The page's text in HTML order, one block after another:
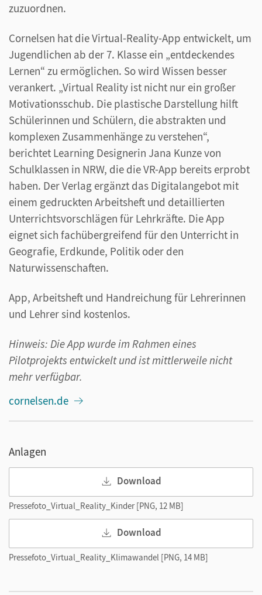
zuzuordnen.
Cornelsen hat die Virtual-Reality-App entwickelt, um
Jugendlichen ab der 7. Klasse ein „entdeckendes
Lernen“ zu ermöglichen. So wird Wissen besser
verankert. „Virtual Reality ist nicht nur ein großer
Motivationsschub. Die plastische Darstellung hilft
Schülerinnen und Schülern, die abstrakten und
komplexen Zusammenhänge zu verstehen“,
berichtet Learning Designerin Jana Kunze von
Schulklassen in NRW, die die VR-App bereits erprobt
haben. Der Verlag ergänzt das Digitalangebot mit
einem gedruckten Arbeitsheft und detaillierten
Unterrichtsvorschlägen für Lehrkräfte. Die App
eignet sich fachübergreifend für den Unterricht in
Geografie, Erdkunde, Politik oder den
Naturwissenschaften.
App, Arbeitsheft und Handreichung für Lehrerinnen
und Lehrer sind kostenlos.
Hinweis: Die App wurde im Rahmen eines
Pilotprojekts entwickelt und ist mittlerweile nicht
mehr verfügbar.
cornelsen.de
Anlagen
Download
Pressefoto_Virtual_Reality_Kinder [PNG, 12 MB]
Download
Pressefoto_Virtual_Reality_Klimawandel [PNG, 14 MB]